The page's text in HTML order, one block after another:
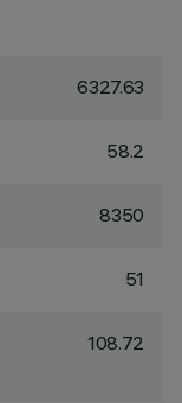
6327.63
58.2
8350
51
108.72